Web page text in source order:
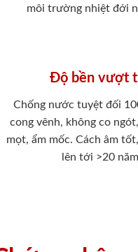
môi trường nhiệt đới
Độ bền vượt
Chống nước tuyệt đối
cong vênh, không co
mọt, ẩm mốc. Cách âm
lên tới >20